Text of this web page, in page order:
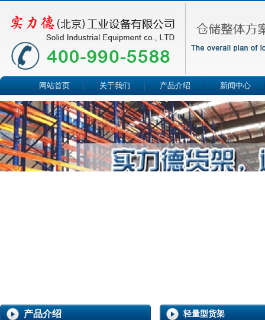
网站首页 关于我们 产品介绍 新闻中心
产品介绍 轻量型货架